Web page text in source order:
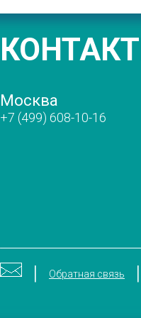
| Обратная связь |
Москва
+7 (499) 608-10-16